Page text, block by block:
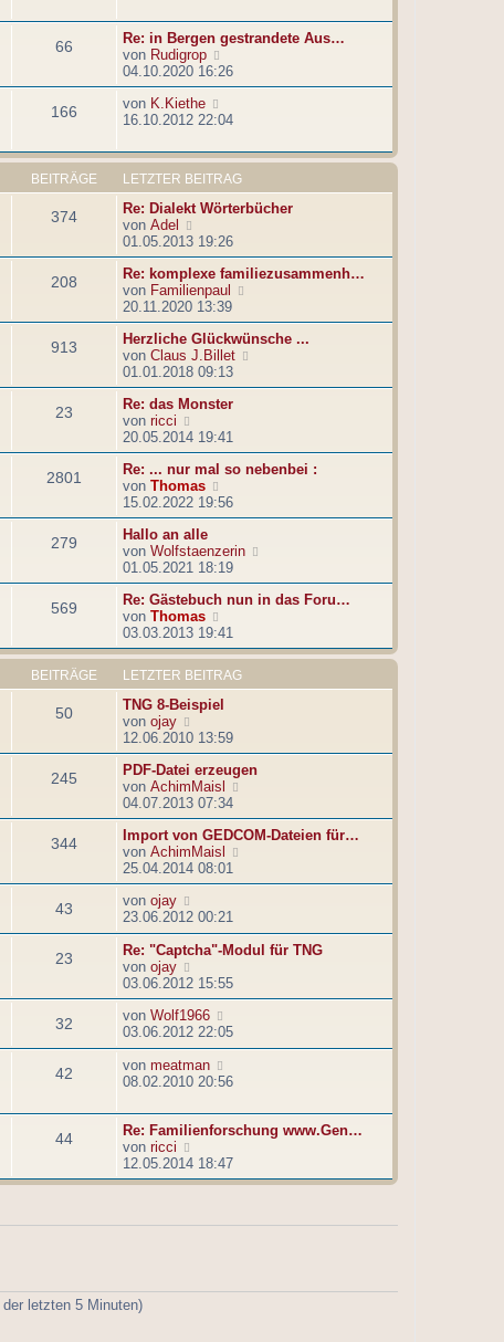
a
g
r
B
i
t
a
e
s
t
e
r
B
e
t
r
a
g
66
Re: in Bergen gestrandete Aus…
von Rudigrop
e
u
s
e
B
e
i
t
r
a
g
04.10.2020 16:26
166 von K.Kiethe
e
e
s
t
e
r
B
e
i
t
r
a
g
16.10.2012 22:04
BEITRÄGE LETZTER BEITRAG
374
Re: Dialekt Wörterbücher
von Adel
e
u
e
s
t
e
r
B
e
i
t
a
g
01.05.2013 19:26
208
Re: komplexe familiezusammenh…
von Familienpaul
u
e
e
i
t
g
20.11.2020 13:39
913
Herzliche Glückwünsche ...
von Claus J.Billet
u
e
r
i
r
g
01.01.2018 09:13
23
Re: das Monster
von ricci
e
u
e
s
e
B
e
i
t
r
a
g
20.05.2014 19:41
2801
Re: ... nur mal so nebenbei :
von Thomas
e
u
s
t
e
r
e
i
t
r
a
15.02.2022 19:56
279
Hallo an alle
von Wolfstaenzerin
u
e
e
01.05.2021 18:19
569
Re: Gästebuch nun in das Foru…
von Thomas
e
u
e
s
t
e
r
B
e
i
t
r
a
g
03.03.2013 19:41
BEITRÄGE LETZTER BEITRAG
50
TNG 8-Beispiel
von ojay
e
u
e
s
t
e
r
B
e
i
r
a
g
12.06.2010 13:59
245
PDF-Datei erzeugen
von AchimMaisl
u
e
e
e
i
a
04.07.2013 07:34
344
Import von GEDCOM-Dateien für…
von AchimMaisl
u
t
e
e
r
25.04.2014 08:01
43 von ojay
e
u
e
e
r
B
e
i
a
g
23.06.2012 00:21
23
Re: "Captcha"-Modul für TNG
von ojay
e
u
e
s
t
e
e
i
a
03.06.2012 15:55
32 von Wolf1966
e
u
s
e
r
e
i
a
03.06.2012 22:05
42 von meatman
e
e
s
e
r
i
g
08.02.2010 20:56
44
Re: Familienforschung www.Gen…
von ricci
e
u
t
e
12.05.2014 18:47
letzten 5 Minuten)